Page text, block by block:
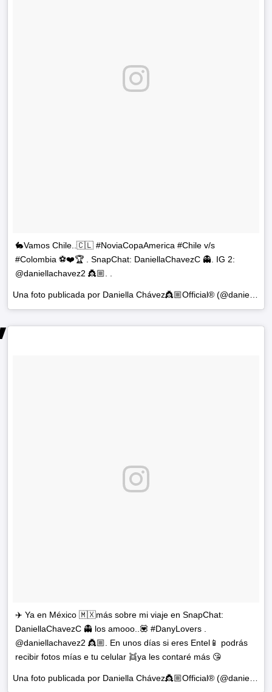
🐇Vamos Chile..🇨🇱 #NoviaCopaAmerica #Chile v/s
#Colombia ⚽️❤️🏆 . SnapChat: DaniellaChavezC 👻. IG 2:
@daniellachavez2 👸🏼. .
✈️ Ya en México 🇲🇽más sobre mi viaje en SnapChat:
DaniellaChavezC 👻 los amooo..💟 #DanyLovers .
@daniellachavez2 👸🏼. En unos días si eres Entel📱 podrás
recibir fotos mías e tu celular 👯ya les contaré más 😘